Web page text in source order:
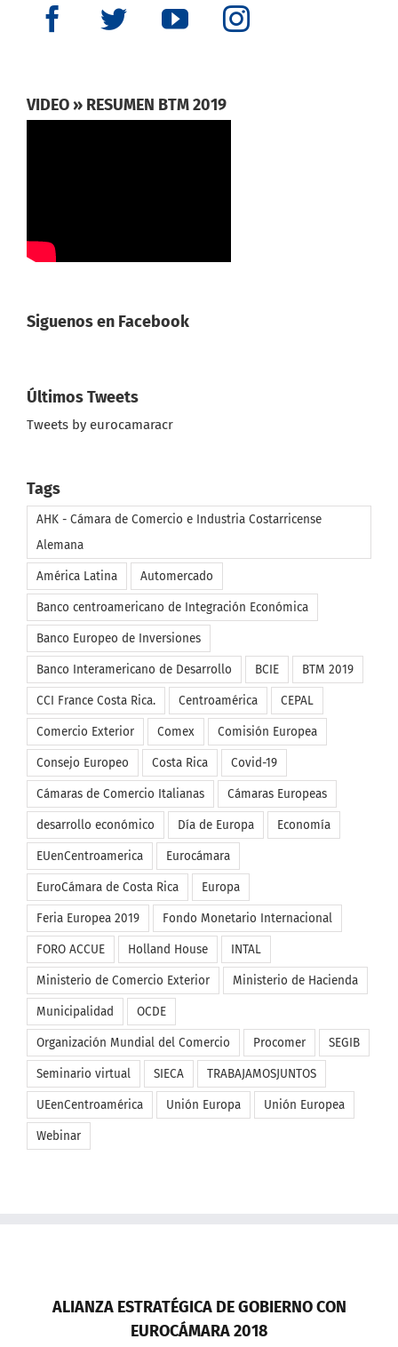
VIDEO » RESUMEN BTM 2019
Siguenos en Facebook
Tags
Alemana
América Latina Automercado
Banco centroamericano de Integración Económica
Banco Europeo de Inversiones
Banco Interamericano de Desarrollo BCIE BTM 2019
CCI France Costa Rica. Centroamérica CEPAL
Comercio Exterior Comex Comisión Europea
Consejo Europeo Costa Rica Covid-19
Cámaras de Comercio Italianas Cámaras Europeas
desarrollo económico Día de Europa Economía
EUenCentroamerica Eurocámara
EuroCámara de Costa Rica Europa
Feria Europea 2019 Fondo Monetario Internacional
FORO ACCUE Holland House INTAL
Ministerio de Comercio Exterior Ministerio de Hacienda
Municipalidad OCDE
Organización Mundial del Comercio Procomer SEGIB
Seminario virtual SIECA TRABAJAMOSJUNTOS
UEenCentroamérica Unión Europa Unión Europea
Webinar
ALIANZA ESTRATÉGICA DE GOBIERNO CON